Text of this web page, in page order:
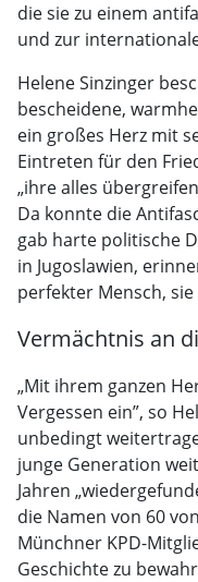
die sie zu einem
und zur
Helene Sinzinger
bescheidene,
ein großes Herz mit
Eintreten für den
„ihre alles
Da konnte die
gab harte politische
in Jugoslawien,
perfekter Mensch, sie
Vermächtnis an
„Mit ihrem ganzen
Vergessen ein”, so
unbedingt
junge Generation
Jahren
die Namen von 60
Münchner KPD-
Geschichte zu